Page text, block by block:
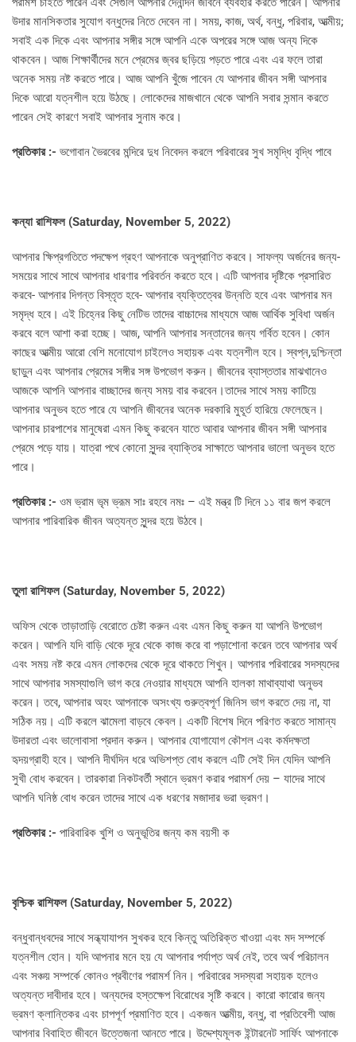
উদার মানসিকতার সুযোগ বন্ধুদের নিতে দেবেন না। সময়, কাজ, অর্থ, বন্ধু, পরিবার, আত্মীয়;
সবাই এক দিকে এবং আপনার সঙ্গীর সঙ্গে আপনি একে অপরের সঙ্গে আজ অন্য দিকে
থাকবেন। আজ শিক্ষার্থীদের মনে প্রেমের জ্বর ছড়িয়ে পড়তে পারে এবং এর ফলে তারা
অনেক সময় নষ্ট করতে পারে। আজ আপনি খুঁজে পাবেন যে আপনার জীবন সঙ্গী আপনার
দিকে আরো যত্নশীল হয়ে উঠছে। লোকেদের মাজখানে থেকে আপনি সবার সন্মান করতে
পারেন সেই কারণে সবাই আপনার সুনাম করে।
প্রতিকার :- ভগোবান ভৈরবের মন্দিরে দুধ নিবেদন করলে পরিবারের সুখ সমৃদ্ধি বৃদ্ধি পাবে
কন্যা রাশিফল (Saturday, November 5, 2022)
আপনার ক্ষিপ্রগতিতে পদক্ষেপ গ্রহণ আপনাকে অনুপ্রাণিত করবে। সাফল্য অর্জনের জন্য-
সময়ের সাথে সাথে আপনার ধারণার পরিবর্তন করতে হবে। এটি আপনার দৃষ্টিকে প্রসারিত
করবে- আপনার দিগন্ত বিস্তৃত হবে- আপনার ব্যক্তিত্বের উন্নতি হবে এবং আপনার মন
সমৃদ্ধ হবে। এই চিহ্নের কিছু নেটিভ তাদের বাচ্চাদের মাধ্যমে আজ আর্থিক সুবিধা অর্জন
করবে বলে আশা করা হচ্ছে। আজ, আপনি আপনার সন্তানের জন্য গর্বিত হবেন। কোন
কাছের আত্মীয় আরো বেশি মনোযোগ চাইলেও সহায়ক এবং যত্নশীল হবে। স্বপ্ন,দুশ্চিন্তা
ছাড়ুন এবং আপনার প্রেমের সঙ্গীর সঙ্গ উপভোগ করুন। জীবনের ব্যাস্ততার মাঝখানেও
আজকে আপনি আপনার বাচ্ছাদের জন্য সময় বার করবেন।তাদের সাথে সময় কাটিয়ে
আপনার অনুভব হতে পারে যে আপনি জীবনের অনেক দরকারি মুহূর্ত হারিয়ে ফেলেছেন।
আপনার চারপাশের মানুষেরা এমন কিছু করবেন যাতে আবার আপনার জীবন সঙ্গী আপনার
প্রেমে পড়ে যায়। যাত্রা পথে কোনো সুন্দর ব্যাক্তির সাক্ষাতে আপনার ভালো অনুভব হতে
পারে।
প্রতিকার :- ওম ভ্রাম ভৃম ভ্রূম সাঃ রহবে নমঃ – এই মন্ত্র টি দিনে ১১ বার জপ করলে
আপনার পারিবারিক জীবন অত্যন্ত সুন্দর হয়ে উঠবে।
তুলা রাশিফল (Saturday, November 5, 2022)
অফিস থেকে তাড়াতাড়ি বেরোতে চেষ্টা করুন এবং এমন কিছু করুন যা আপনি উপভোগ
করেন। আপনি যদি বাড়ি থেকে দূরে থেকে কাজ করে বা পড়াশোনা করেন তবে আপনার অর্থ
এবং সময় নষ্ট করে এমন লোকদের থেকে দূরে থাকতে শিখুন। আপনার পরিবারের সদস্যদের
সাথে আপনার সমস্যাগুলি ভাগ করে নেওয়ার মাধ্যমে আপনি হালকা মাথাব্যাথা অনুভব
করেন। তবে, আপনার অহং আপনাকে অসংখ্য গুরুত্বপূর্ণ জিনিস ভাগ করতে দেয় না, যা
সঠিক নয়। এটি করলে ঝামেলা বাড়বে কেবল। একটি বিশেষ দিনে পরিণত করতে সামান্য
উদারতা এবং ভালোবাসা প্রদান করুন। আপনার যোগাযোগ কৌশল এবং কর্মদক্ষতা
হৃদয়গ্রাহী হবে। আপনি দীর্ঘদিন ধরে অভিশপ্ত বোধ করলে এটি সেই দিন যেদিন আপনি
সুখী বোধ করবেন। তারকারা নিকটবর্তী স্থানে ভ্রমণ করার পরামর্শ দেয় – যাদের সাথে
আপনি ঘনিষ্ঠ বোধ করেন তাদের সাথে এক ধরণের মজাদার ভরা ভ্রমণ।
প্রতিকার :- পারিবারিক খুশি ও অনুভূতির জন্য কম বয়সী ক
বৃশ্চিক রাশিফল (Saturday, November 5, 2022)
বন্ধুবান্ধবদের সাথে সন্ধ্যাযাপন সুখকর হবে কিন্তু অতিরিক্ত খাওয়া এবং মদ সম্পর্কে
যত্নশীল হোন। যদি আপনার মনে হয় যে আপনার পর্যাপ্ত অর্থ নেই, তবে অর্থ পরিচালন
এবং সঞ্চয় সম্পর্কে কোনও প্রবীণের পরামর্শ নিন। পরিবারের সদস্যরা সহায়ক হলেও
অত্যন্ত দাবীদার হবে। অন্যদের হস্তক্ষেপ বিরোধের সৃষ্টি করবে। কারো কারোর জন্য
ভ্রমণ ক্লান্তিকর এবং চাপপূর্ণ প্রমাণিত হবে। একজন আত্মীয়, বন্ধু, বা প্রতিবেশী আজ
আপনার বিবাহিত জীবনে উত্তেজনা আনতে পারে। উদ্দেশ্যমূলক ইন্টারনেট সার্ফিং আপনাকে